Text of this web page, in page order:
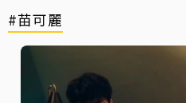
#苗可麗